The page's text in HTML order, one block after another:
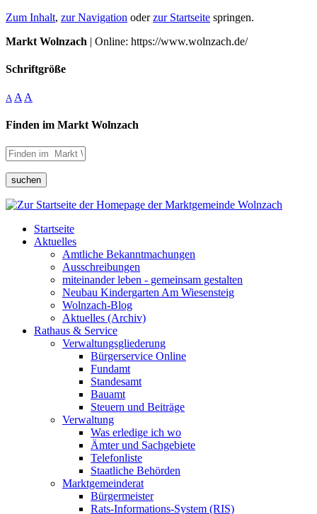
Zum Inhalt, zur Navigation oderzur Startseite springen.
Markt Wolnzach | Online: https://www.wolnzach.de/
Schriftgröße
A A A
Finden im Markt Wolnzach
suchen
Startseite
Aktuelles
Amtliche Bekanntmachungen
Ausschreibungen
miteinander leben - gemeinsam gestalten
Neubau Kindergarten Am Wiesensteig
Wolnzach-Blog
Aktuelles (Archiv)
Rathaus & Service
Verwaltungsgliederung
Bürgerservice Online
Fundamt
Standesamt
Bauamt
Steuern und Beiträge
Verwaltung
Was erledige ich wo
Ämter und Sachgebiete
Telefonliste
Staatliche Behörden
Marktgemeinderat
Bürgermeister
Rats-Informations-System (RIS)